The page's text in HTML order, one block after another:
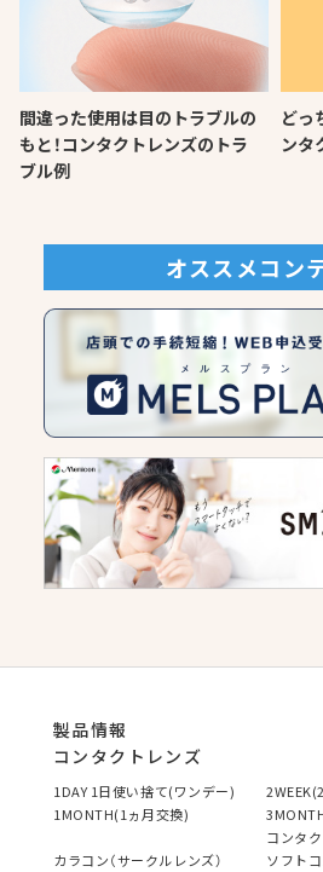
間違った使用は目のトラブルの
もと！コンタクトレンズのトラ
ブル例
どっ
ンタ
オススメコン
製品情報
コンタクトレンズ
1DAY 1日使い捨て(ワンデー)
1MONTH(1ヵ月交換)
コンタ
カラコン（サークルレンズ）
ソフト